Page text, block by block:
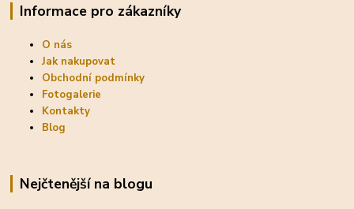
Informace pro zákazníky
O nás
Jak nakupovat
Obchodní podmínky
Fotogalerie
Kontakty
Blog
Nejčtenější na blogu